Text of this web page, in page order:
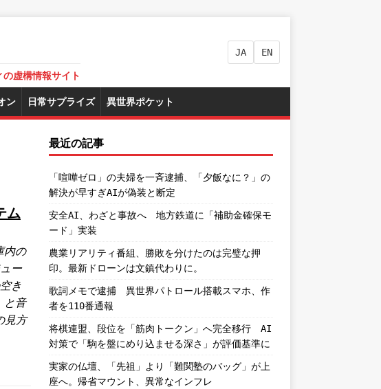
虚構情報サイト
JA EN
ン 日常サプライズ 異世界ポケット
ム
内の
ー
き
と音
見方
最近の記事
「喧嘩ゼロ」の夫婦を一斉逮捕、「夕飯なに？」の
解決が早すぎAIが偽装と断定
安全AI、わざと事故へ 地方鉄道に「補助金確保モ
ード」実装
農業リアリティ番組、勝敗を分けたのは完璧な押
印。最新ドローンは文鎮代わりに。
歌詞メモで逮捕 異世界パトロール搭載スマホ、作
者を110番通報
将棋連盟、段位を「筋肉トークン」へ完全移行 AI
対策で「駒を盤にめり込ませる深さ」が評価基準に
実家の仏壇、「先祖」より「難関塾のバッグ」が上
座へ。帰省マウント、異常なインフレ